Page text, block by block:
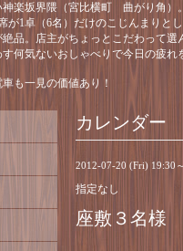
楽坂界隈（宮比横町 曲がり角）
が1卓（6名）だけのこじんまりと
品。店主がちょっとこだわって
何気ないおしゃべりで今日の疲れ
も一見の価値あり！
カレンダー
2012-07-20 (Fri) 19:30
指定なし
座敷３名様